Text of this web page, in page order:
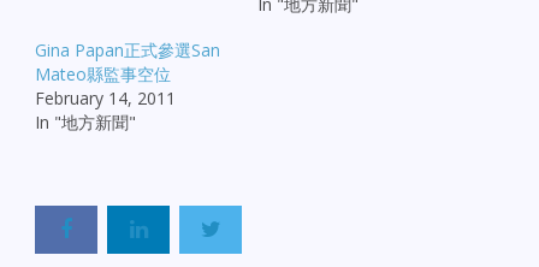
In "地方新聞"
Gina Papan正式參選San
Mateo縣監事空位
February 14, 2011
In "地方新聞"